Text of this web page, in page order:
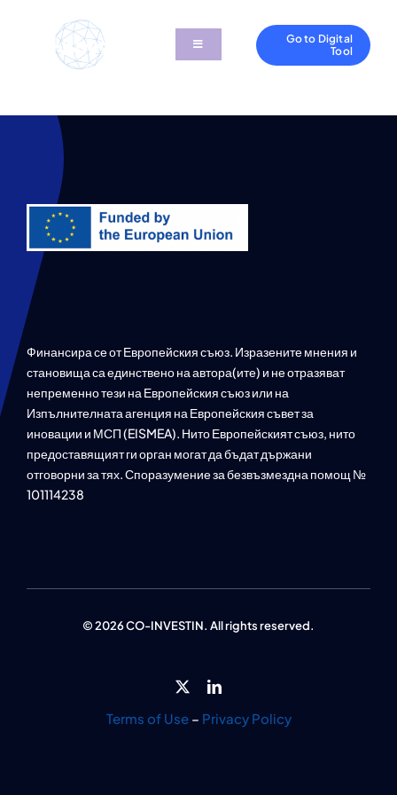
Toggle
Navigation
Ресурси
Партньори
Новини и Социални
Свържете се с нас
Go to Digital
Tool
Финансира се от Европейския съюз. Изразените мнения и
становища са единствено на автора(ите) и не отразяват
непременно тези на Европейския съюз или на
Изпълнителната агенция на Европейския съвет за
иновации и МСП (EISMEA). Нито Европейският съюз, нито
предоставящият ги орган могат да бъдат държани
отговорни за тях. Споразумение за безвъзмездна помощ №
101114238
© 2026 CO-INVESTIN. All rights reserved.
Terms of Use– Privacy Policy